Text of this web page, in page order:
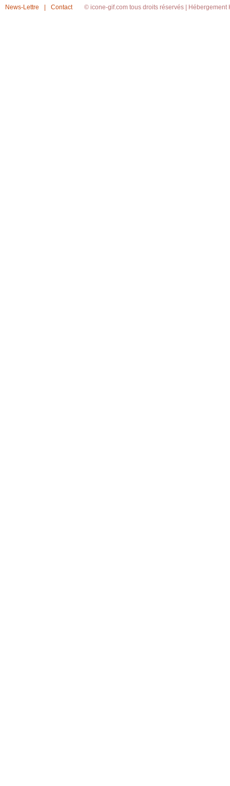
News-Lettre Contact © icone-gif.com tous droits réservés | Hébergement